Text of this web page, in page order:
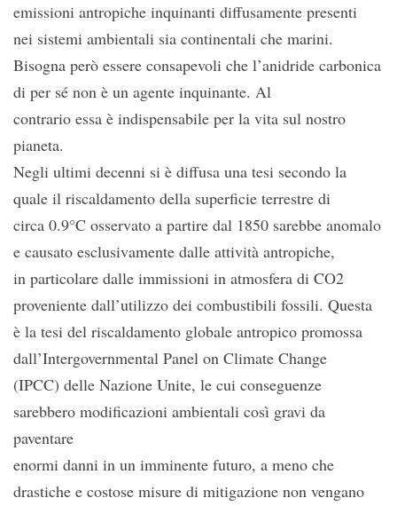
emissioni antropiche inquinanti diffusamente presenti
nei sistemi ambientali sia continentali che marini.
Bisogna però essere consapevoli che l’anidride carbonica
di per sé non è un agente inquinante. Al
contrario essa è indispensabile per la vita sul nostro
pianeta.
Negli ultimi decenni si è diffusa una tesi secondo la
quale il riscaldamento della superficie terrestre di
circa 0.9°C osservato a partire dal 1850 sarebbe anomalo
e causato esclusivamente dalle attività antropiche,
in particolare dalle immissioni in atmosfera di CO2
proveniente dall’utilizzo dei combustibili fossili. Questa
è la tesi del riscaldamento globale antropico promossa
dall’Intergovernmental Panel on Climate Change
(IPCC) delle Nazione Unite, le cui conseguenze
sarebbero modificazioni ambientali così gravi da
paventare
enormi danni in un imminente futuro, a meno che
drastiche e costose misure di mitigazione non vengano